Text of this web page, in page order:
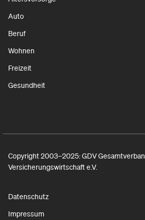
Auto
Beruf
Wohnen
Freizeit
Gesundheit
Copyright 2003–2025: GDV
Versicherungswirtschaft e.V.
Datenschutz
Impressum